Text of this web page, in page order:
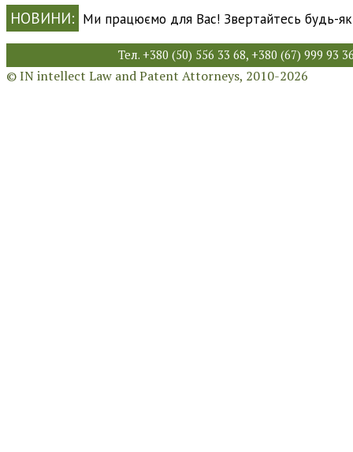
НОВИНИ: Ми працюємо для Вас! Звертайтесь будь-
Тел. +380 (50) 556 33 68, +380 (67) 999
© IN intellect Law and Patent Attorneys, 2010-2026